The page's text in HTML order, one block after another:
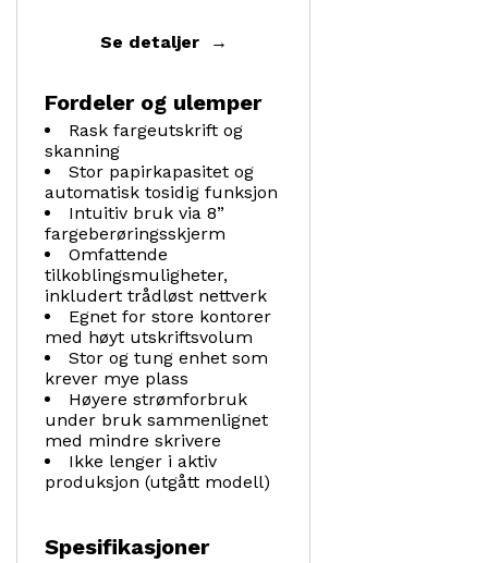
Fordeler og ulemper
Rask fargeutskrift og
skanning
Stor papirkapasitet og
automatisk tosidig funksjon
Intuitiv bruk via 8”
fargeberøringsskjerm
Omfattende
tilkoblingsmuligheter,
inkludert trådløst nettverk
Egnet for store kontorer
med høyt utskriftsvolum
Stor og tung enhet som
krever mye plass
Høyere strømforbruk
under bruk sammenlignet
med mindre skrivere
Ikke lenger i aktiv
produksjon (utgått modell)
Spesifikasjoner
Se detaljer